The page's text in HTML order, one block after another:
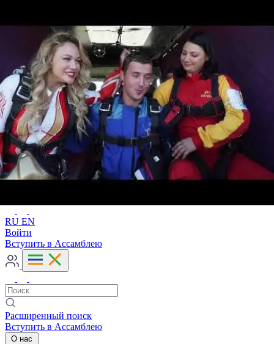
RU EN
Войти
Вступить в Ассамблею
Расширенный поиск
Вступить в Ассамблею
О нас